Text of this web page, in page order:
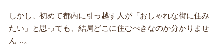
しかし、初めて都内に引っ越す人が「おしゃれな街に住み
たい」と思っても、結局どこに住むべきなのか分かりませ
ん…。